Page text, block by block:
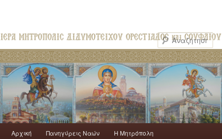
Αρχική Πανηγύρεις Ναών H Mητρόπολη